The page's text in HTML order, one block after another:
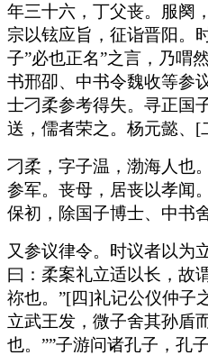
年三十六，丁父丧。服阕
宗以铉应旨，征诣晋阳。
子”必也正名”之言，乃喟
书邢卲、中书令魏收等参
士刁柔参考得失。寻正国
送，儒者荣之。杨元懿、[
刁柔，字子温，渤海人也
参军。丧母，居丧以孝闻
保初，除国子博士、中书
又参议律令。时议者以为
曰：柔案礼立适以长，故
祢也。”[四]礼记公仪仲子
立武王发，微子舍其孙盾
也。””子游问诸孔子，孔